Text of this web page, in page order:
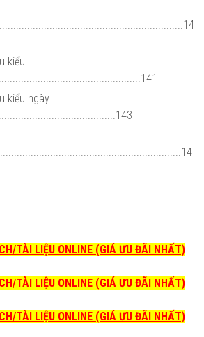
kiểu
kiểu ngày
TÀI LIỆU ONLINE (GIÁ ƯU ĐÃI NHẤT)
TÀI LIỆU ONLINE (GIÁ ƯU ĐÃI NHẤT)
TÀI LIỆU ONLINE (GIÁ ƯU ĐÃI NHẤT)